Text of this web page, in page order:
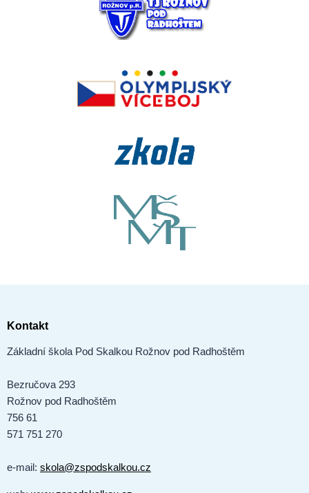
Kontakt
Základní škola Pod Skalkou Rožnov pod Radhoštěm
Bezručova 293
Rožnov pod Radhoštěm
756 61
571 751 270
e-mail: skola@zspodskalkou.cz